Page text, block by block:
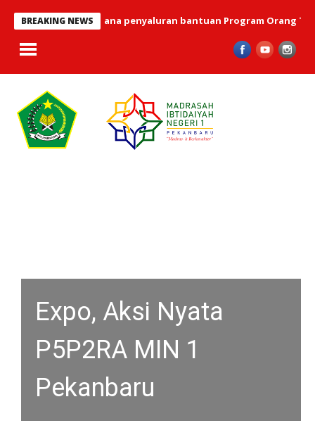
BREAKING NEWS
2026 telah terlaksana penyaluran bantuan Program Orang Tua
Expo, Aksi Nyata
P5P2RA MIN 1
Pekanbaru